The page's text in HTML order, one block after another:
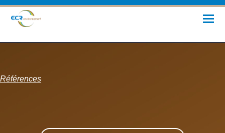
Références